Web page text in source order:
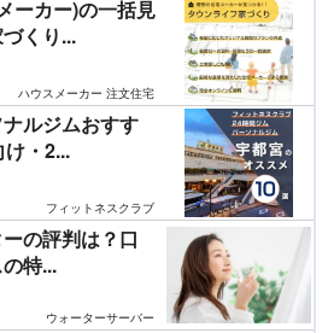
ーカー)の一括見
くり...
ハウスメーカー 注文住宅
ルジムおすす
・2...
フィットネスクラブ
の評判は？口
特...
ウォーターサーバー